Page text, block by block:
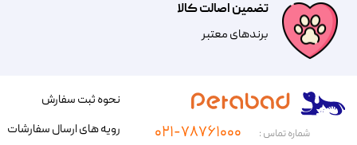
تضمین اصالت کالا
​​برندهای معتبر​​​​​​​
شماره تماس : ۰۲۱-۷۸۷۶۱۰۰۰
نحوه ثبت سفارش
رویه های ارسال سفارشات